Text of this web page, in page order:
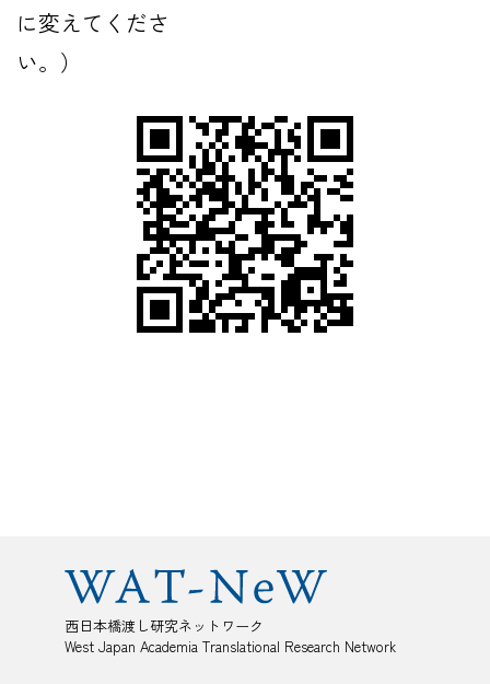
に変えてくださ
い。）
西日本橋渡し研究ネットワーク
West Japan Academia Translational Research Network